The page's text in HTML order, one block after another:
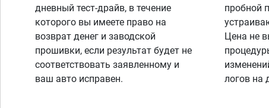
дневный тест-драйв, в течение
которого вы имеете право на
возврат денег и заводской
прошивки, если результат будет не
соответствовать заявленному и
ваш авто исправен.
пробной
Цена не
логов на